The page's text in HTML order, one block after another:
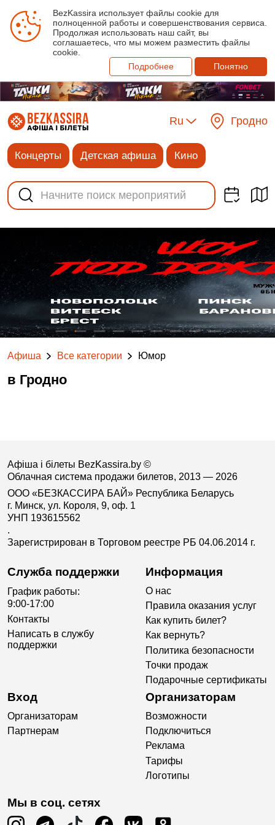
BezKassira использует файлы cookie для
полноценной работы и совершенствования сервиса.
Продолжая использовать наш сайт, вы
соглашаетесь, что мы можем разместить файлы
cookie.
Подробнее
Понятно
Ru Гродно
Концерты Детская афиша Кино
Афиша Все категории Юмор
в Гродно
Афіша і білеты BezKassira.by ©
Облачная система продажи билетов, 2013 — 2026
ООО «БЕЗКАССИРА БАЙ» Республика Беларусь
г. Минск, ул. Короля, 9, оф. 1
УНП 193615562
.
Зарегистрирован в Торговом реестре РБ 04.06.2014 г.
Служба поддержки
График работы:
9:00-17:00
Контакты
Написать в службу
поддержки
Информация
О нас
Правила оказания услуг
Как купить билет?
Как вернуть?
Политика безопасности
Точки продаж
Подарочные сертификаты
Вход
Организаторам
Партнерам
Организаторам
Возможности
Подключиться
Реклама
Тарифы
Логотипы
Мы в соц. сетях